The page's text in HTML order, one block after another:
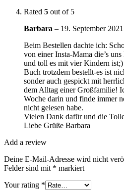
Rated 5 out of 5
Barbara – 19. September 2021
Beim Bestellen dachte ich:
von einer Insta-Mama die’s
und toll es mit vier Kindern
Buch trotzdem bestellt-es ist
sonder auch gespickt mit
dem Alltag einer Großfamilie!
Woche darin und finde immer
nicht gelesen habe.
Vielen Dank dafür und die
Liebe Grüße Barbara
Add a review
Deine E-Mail-Adresse wird nicht
Felder sind mit * markiert
Your rating *